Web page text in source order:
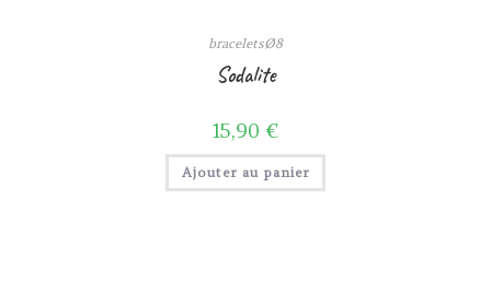
braceletsØ8
Sodalite
15,90 €
Ajouter au panier